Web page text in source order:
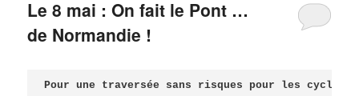
Le 8 mai : On fait le Pont …
de Normandie !
Pour une traversée sans risques pour les